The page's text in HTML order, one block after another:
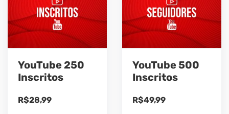
YouTube 250
Inscritos
R$28,99
YouTube 500
Inscritos
R$49,99